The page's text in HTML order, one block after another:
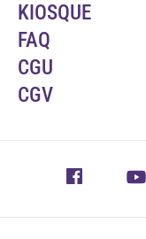
KIOSQUE
FAQ
CGU
CGV